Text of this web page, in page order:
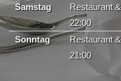
Samstag
Restaurant
22:00
Sonntag
Restaurant
21:00